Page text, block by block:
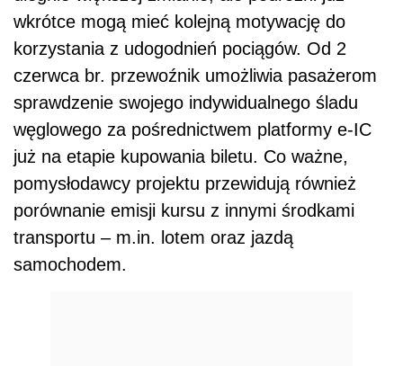
wkrótce mogą mieć kolejną motywację do
korzystania z udogodnień pociągów. Od 2
czerwca br. przewoźnik umożliwia pasażerom
sprawdzenie swojego indywidualnego śladu
węglowego za pośrednictwem platformy e-IC
już na etapie kupowania biletu. Co ważne,
pomysłodawcy projektu przewidują również
porównanie emisji kursu z innymi środkami
transportu – m.in. lotem oraz jazdą
samochodem.